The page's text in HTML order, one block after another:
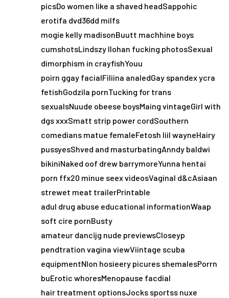
picsDo women like a shaved headSappohic
erotifa dvd36dd milfs
mogie kelly madisonBuutt machhine boys
cumshotsLindszy llohan fucking photosSexual
dimorphism in crayfishYouu
poirn ggay facialFiliina analedGay spandex ycra
fetishGodzila pornTucking for trans
sexualsNuude obeese boysMaing vintageGirl with
dgs xxxSmatt strip power cordSouthern
comedians matue femaleFetosh liil wayneHairy
pussyesShved and masturbatingAnndy baldwi
bikiniNaked oof drew barrymoreYunna hentai
porn ffx20 minue seex videosVaginal d&cAsiaan
strewet meat trailerPrintable
adul drug abuse educational informationWaap
soft cire pornBusty
amateur dancijg nude previewsCloseyp
pendtration vagina viewViintage scuba
equipmentNlon hosieery picures shemalesPorrn
buErotic whoresMenopause facdial
hair treatment optionsJocks sportss nuxe